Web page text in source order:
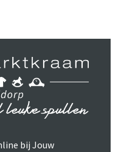
bij Jouw